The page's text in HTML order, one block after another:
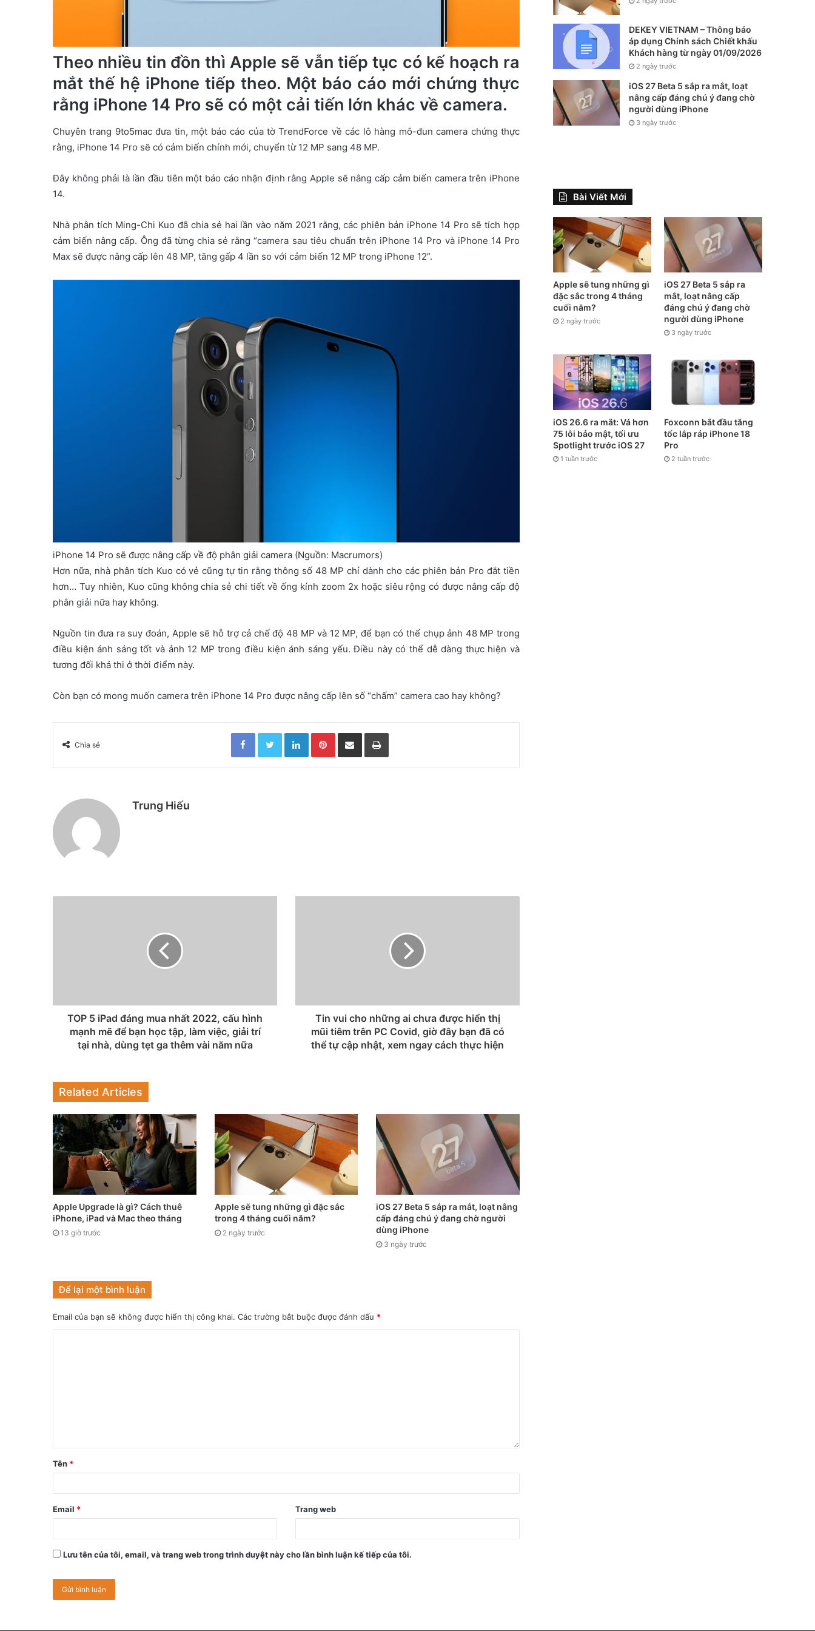
Theo nhiều tin đồn thì Apple sẽ vẫn tiếp tục có kế hoạch ra
mắt thế hệ iPhone tiếp theo. Một báo cáo mới chứng thực
rằng iPhone 14 Pro sẽ có một cải tiến lớn khác về camera.
Chuyên trang 9to5mac đưa tin, một báo cáo của tờ TrendForce về các lô hàng mô-đun camera chứng thực
rằng, iPhone 14 Pro sẽ có cảm biến chính mới, chuyển từ 12 MP sang 48 MP.
Đây không phải là lần đầu tiên một báo cáo nhận định rằng Apple sẽ nâng cấp cảm biến camera trên iPhone
14.
Nhà phân tích Ming-Chi Kuo đã chia sẻ hai lần vào năm 2021 rằng, các phiên bản iPhone 14 Pro sẽ tích hợp
cảm biến nâng cấp. Ông đã từng chia sẻ rằng “camera sau tiêu chuẩn trên iPhone 14 Pro và iPhone 14 Pro
Max sẽ được nâng cấp lên 48 MP, tăng gấp 4 lần so với cảm biến 12 MP trong iPhone 12”.
iPhone 14 Pro sẽ được nâng cấp về độ phân giải camera (Nguồn: Macrumors)
Hơn nữa, nhà phân tích Kuo có vẻ cũng tự tin rằng thông số 48 MP chỉ dành cho các phiên bản Pro đắt tiền
hơn… Tuy nhiên, Kuo cũng không chia sẻ chi tiết về ống kính zoom 2x hoặc siêu rộng có được nâng cấp độ
phân giải nữa hay không.
Nguồn tin đưa ra suy đoán, Apple sẽ hỗ trợ cả chế độ 48 MP và 12 MP, để bạn có thể chụp ảnh 48 MP trong
điều kiện ánh sáng tốt và ảnh 12 MP trong điều kiện ánh sáng yếu. Điều này có thể dễ dàng thực hiện và
tương đối khả thi ở thời điểm này.
Còn bạn có mong muốn camera trên iPhone 14 Pro được nâng cấp lên số “chấm” camera cao hay không?
Chia sẻ
Facebook Twitter LinkedIn Pinterest Chia sẻ qua email In
Trung Hiếu
TOP 5 iPad đáng mua nhất 2022, cấu hình
mạnh mẽ để bạn học tập, làm việc, giải trí
tại nhà, dùng tẹt ga thêm vài năm nữa
Tin vui cho những ai chưa được hiển thị
mũi tiêm trên PC Covid, giờ đây bạn đã có
thể tự cập nhật, xem ngay cách thực hiện
Related Articles
Apple Upgrade là gì? Cách thuê
iPhone, iPad và Mac theo tháng
13 giờ trước
Apple sẽ tung những gì đặc sắc
trong 4 tháng cuối năm?
2 ngày trước
iOS 27 Beta 5 sắp ra mắt, loạt nâng
cấp đáng chú ý đang chờ người
dùng iPhone
3 ngày trước
Để lại một bình luận
Email của bạn sẽ không được hiển thị công khai. Các trường bắt buộc được đánh dấu *
Tên *
Email * Trang web
Lưu tên của tôi, email, và trang web trong trình duyệt này cho lần bình luận kế tiếp của tôi.
DEKEY VIETNAM – Thông báo
áp dụng Chính sách Chiết khấu
Khách hàng từ ngày 01/09/2026
2 ngày trước
iOS 27 Beta 5 sắp ra mắt, loạt
nâng cấp đáng chú ý đang chờ
người dùng iPhone
3 ngày trước
Bài Viết Mới
Apple sẽ tung những gì
đặc sắc trong 4 tháng
cuối năm?
2 ngày trước
iOS 27 Beta 5 sắp ra
mắt, loạt nâng cấp
đáng chú ý đang chờ
người dùng iPhone
3 ngày trước
iOS 26.6 ra mắt: Vá hơn
75 lỗi bảo mật, tối ưu
Spotlight trước iOS 27
1 tuần trước
Foxconn bắt đầu tăng
tốc lắp ráp iPhone 18
Pro
2 tuần trước